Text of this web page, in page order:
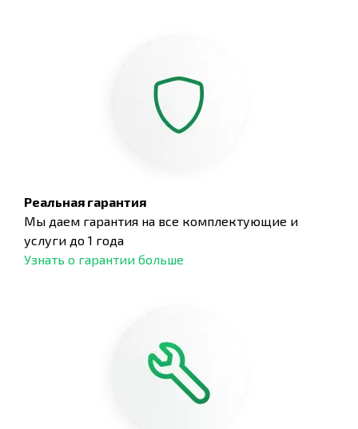
Реальная гарантия
Мы даем гарантия на все комплектующие и
услуги до 1 года
Узнать о гарантии больше